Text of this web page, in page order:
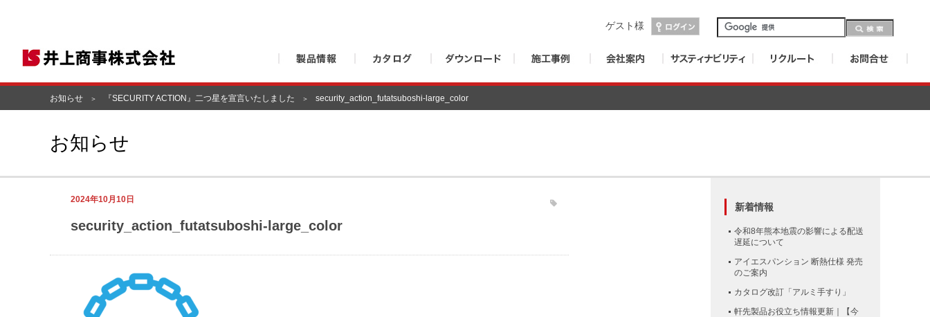
ゲスト様
お知らせ 『SECURITY ACTION』二つ星を宣言いたしました security_action_futatsuboshi-large_color
お知らせ
2024年10月10日
security_action_futatsuboshi-large_color
新着情報
令和8年熊本地震の影響による配送
遅延について
アイエスパンション 断熱仕様 発売
のご案内
カタログ改訂「アルミ手すり」
軒先製品お役立ち情報更新｜【今